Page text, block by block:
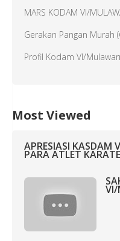
MARS KODAM VI/
Gerakan Pangan Murah
Profil Kodam VI/
Most Viewed
APRESIASI KASDAM
PARA ATLET
VI/